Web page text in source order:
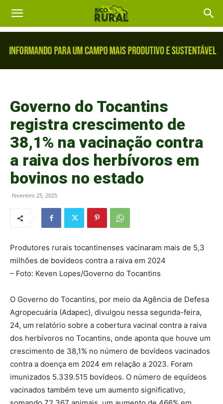
Governo do Tocantins
registra crescimento de
38,1% na vacinação contra
a raiva dos herbívoros em
bovinos no estado
fevereiro 25, 2025
Produtores rurais tocantinenses vacinaram mais de 5,3
milhões de bovídeos contra a raiva em 2024
– Foto: Keven Lopes/Governo do Tocantins
O Governo do Tocantins, por meio da Agência de Defesa
Agropecuária (Adapec), divulgou nessa segunda-feira,
24, um relatório sobre a cobertura vacinal contra a raiva
dos herbívoros no Tocantins, onde aponta que houve um
crescimento de 38,1% no número de bovídeos vacinados
contra a doença em 2024 em relação a 2023. Foram
imunizados 5.339.515 bovídeos. O número de equídeos
vacinados também teve um aumento significativo,